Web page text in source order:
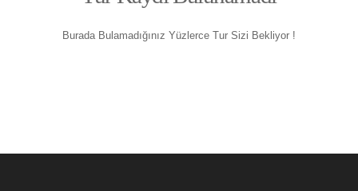
Burada Bulamadığınız Yüzlerce Tur Sizi Bekliyor !